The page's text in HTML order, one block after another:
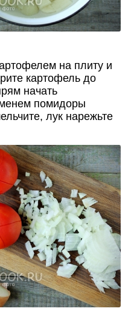
на плиту и
картофель до
начать
помидоры
лук нарежьте